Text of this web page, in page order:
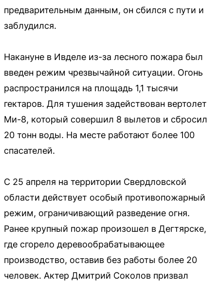
предварительным данным, он сбился с пути и
заблудился.
Накануне в Ивделе из-за лесного пожара был
введен режим чрезвычайной ситуации. Огонь
распространился на площадь 1,1 тысячи
гектаров. Для тушения задействован вертолет
Ми-8, который совершил 8 вылетов и сбросил
20 тонн воды. На месте работают более 100
спасателей.
С 25 апреля на территории Свердловской
области действует особый противопожарный
режим, ограничивающий разведение огня.
Ранее крупный пожар произошел в Дегтярске,
где сгорело деревообрабатывающее
производство, оставив без работы более 20
человек. Актер Дмитрий Соколов призвал